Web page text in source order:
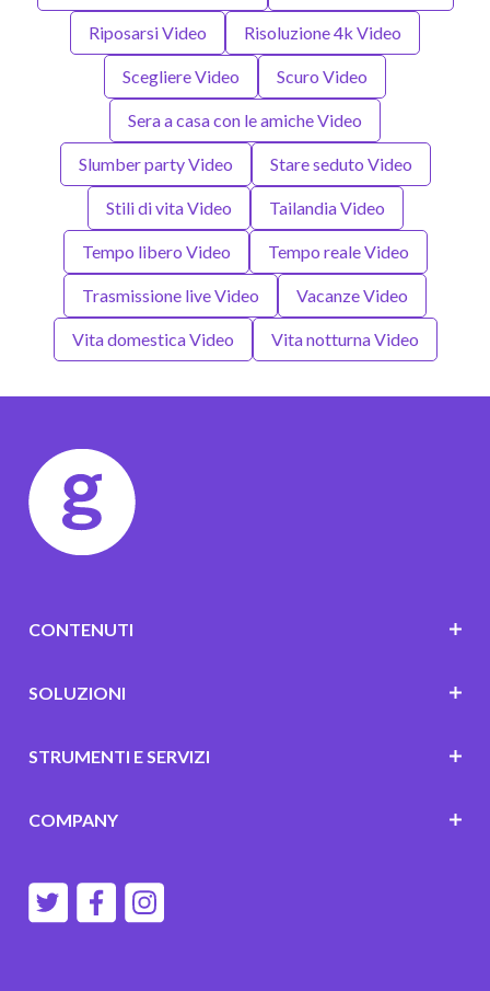
Riposarsi Video Risoluzione 4k Video
Scegliere Video Scuro Video
Sera a casa con le amiche Video
Slumber party Video Stare seduto Video
Stili di vita Video Tailandia Video
Tempo libero Video Tempo reale Video
Trasmissione live Video Vacanze Video
Vita domestica Video Vita notturna Video
CONTENUTI
SOLUZIONI
STRUMENTI E SERVIZI
COMPANY